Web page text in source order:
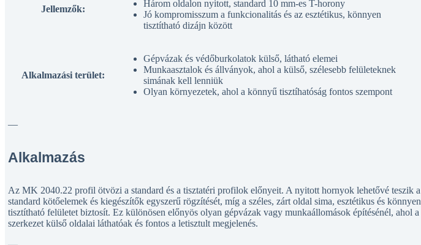
Jellemzők:
Három oldalon nyitott, standard 10 mm-es T-horony
Jó kompromisszum a funkcionalitás és az esztétikus, könnyen
tisztítható dizájn között
Alkalmazási terület:
Gépvázak és védőburkolatok külső, látható elemei
Munkaasztalok és állványok, ahol a külső, szélesebb felületeknek
simának kell lenniük
Olyan környezetek, ahol a könnyű tisztíhatóság fontos szempont
—
Alkalmazás
Az MK 2040.22 profil ötvözi a standard és a tisztatéri profilok előnyeit. A nyitott hornyok lehetővé teszik a
standard kötőelemek és kiegészítők egyszerű rögzítését, míg a széles, zárt oldal sima, esztétikus és könnyen
tisztítható felületet biztosít. Ez különösen előnyös olyan gépvázak vagy munkaállomások építésénél, ahol a
szerkezet külső oldalai láthatóak és fontos a letisztult megjelenés.